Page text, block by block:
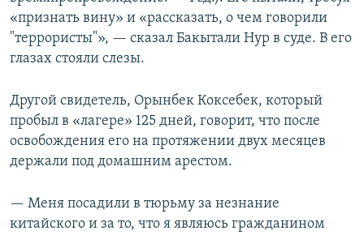
«признать вину» и «рассказать, о чем говорили
"террористы"», — сказал Бакытали Нур в суде. В его
глазах стояли слезы.
Другой свидетель, Орынбек Коксебек, который
пробыл в «лагере» 125 дней, говорит, что после
освобождения его на протяжении двух месяцев
держали под домашним арестом.
— Меня посадили в тюрьму за незнание
китайского и за то, что я являюсь гражданином